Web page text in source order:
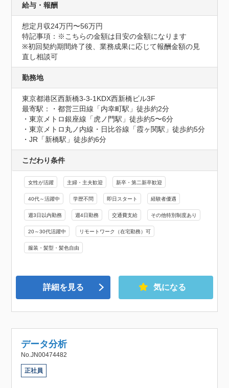
給与・報酬
想定月収24万円〜56万円
特記事項：※こちらの金額は目安の金額になります
※初回契約期間終了後、業務成果に応じて報酬金額の見
直し相談可
勤務地
東京都港区西新橋3-3-1KDX西新橋ビル3F
最寄駅：・都営三田線「内幸町駅」徒歩約2分
・東京メトロ銀座線「虎ノ門駅」徒歩約5〜6分
・東京メトロ丸ノ内線・日比谷線「霞ヶ関駅」徒歩約5分
・JR「新橋駅」徒歩約6分
こだわり条件
女性が活躍 主婦・主夫歓迎 新卒・第二新卒歓迎
40代～活躍中 学歴不問 即日スタート 経験者優遇
週3日以内勤務 週4日勤務 交通費支給 その他特別制度あり
20～30代活躍中 リモートワーク（在宅勤務）可
服装・髪型・髪色自由
詳細を見る 気になる
データ分析
No.JN00474482
正社員